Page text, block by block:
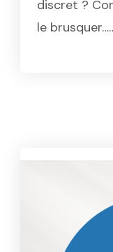
discret ?
le